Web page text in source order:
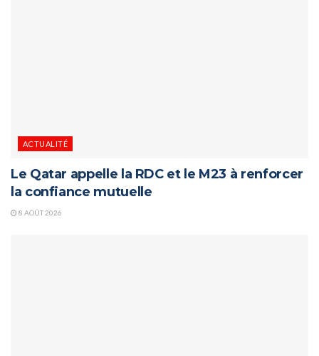
ACTUALITÉ
Le Qatar appelle la RDC et le M23 à renforcer
la confiance mutuelle
8 AOÛT 2026